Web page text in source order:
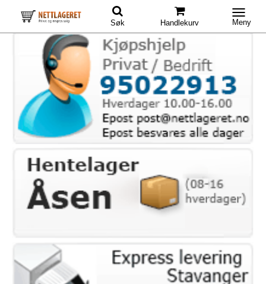
Søk Handlekurv Meny